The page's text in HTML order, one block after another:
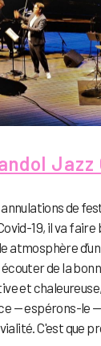
Jazz
de
19, il va
atmosphère
de la
et
— espérons-le
C'est que